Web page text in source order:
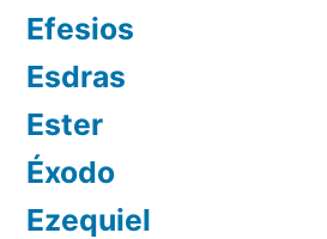
Efesios
Esdras
Ester
Éxodo
Ezequiel